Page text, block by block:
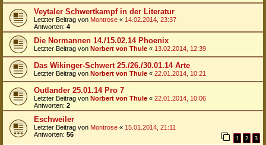
Veytaler Schwertkampf in der Literatur
Letzter Beitrag von Montrose « 14.02.2014, 23:37
Antworten: 4
Die Normannen 14./15.02.14 Phoenix
Letzter Beitrag von Norbert von Thule « 13.02.2014, 12:39
Das Wikinger-Schwert 25./26./30.01.14 Arte
Letzter Beitrag von Norbert von Thule « 22.01.2014, 10:21
Outlander 25.01.14 Pro 7
Letzter Beitrag von Norbert von Thule « 22.01.2014, 10:06
Antworten: 2
Eschweiler
Letzter Beitrag von Montrose « 15.01.2014, 21:11
Antworten: 56 1 2 3